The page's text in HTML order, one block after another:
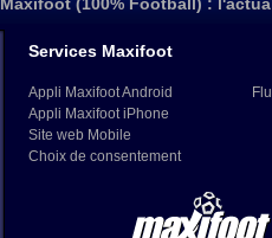
Services Maxifoot
Appli Maxifoot Android
Appli Maxifoot iPhone
Site web Mobile
Choix de consentement